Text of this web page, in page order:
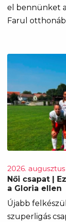
el bennünket
Farul
2026. augusztus
Női csapat |
a Gloria ellen
Újabb
szuperligás